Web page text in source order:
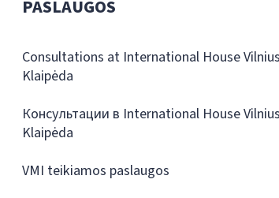
PASLAUGOS
Consultations at International House
Klaipėda
Консультации в International House
Klaipėda
VMI teikiamos paslaugos